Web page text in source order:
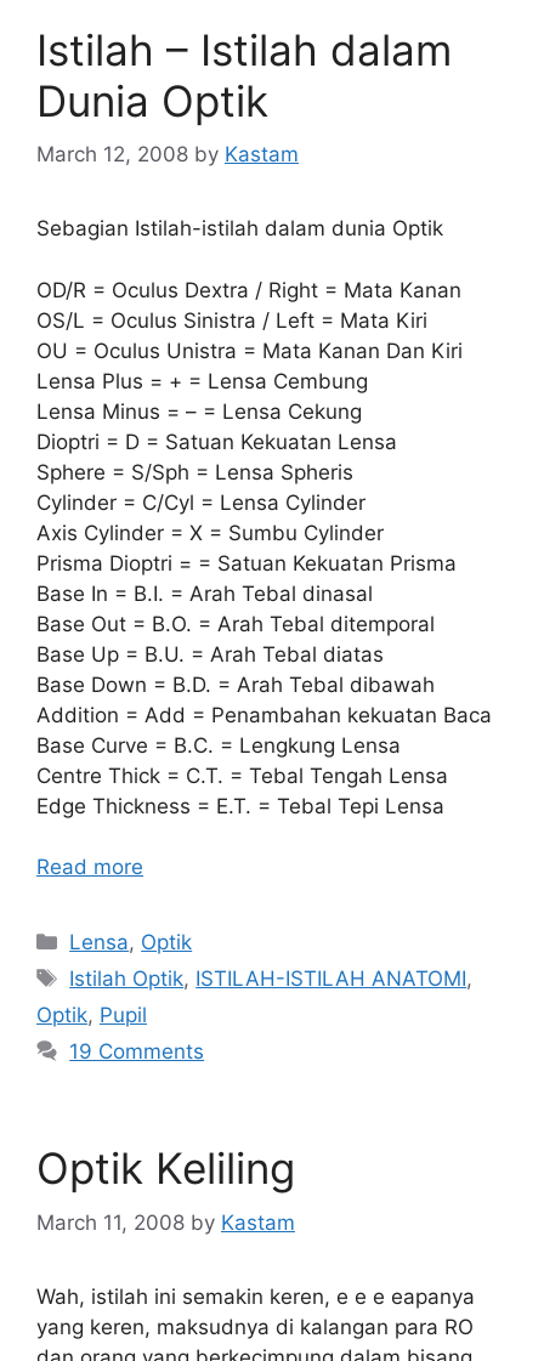
Istilah – Istilah dalam
Dunia Optik
March 12, 2008 by Kastam
Sebagian Istilah-istilah dalam dunia Optik
OD/R = Oculus Dextra / Right = Mata Kanan
OS/L = Oculus Sinistra / Left = Mata Kiri
OU = Oculus Unistra = Mata Kanan Dan Kiri
Lensa Plus = + = Lensa Cembung
Lensa Minus = – = Lensa Cekung
Dioptri = D = Satuan Kekuatan Lensa
Sphere = S/Sph = Lensa Spheris
Cylinder = C/Cyl = Lensa Cylinder
Axis Cylinder = X = Sumbu Cylinder
Prisma Dioptri = = Satuan Kekuatan Prisma
Base In = B.I. = Arah Tebal dinasal
Base Out = B.O. = Arah Tebal ditemporal
Base Up = B.U. = Arah Tebal diatas
Base Down = B.D. = Arah Tebal dibawah
Addition = Add = Penambahan kekuatan Baca
Base Curve = B.C. = Lengkung Lensa
Centre Thick = C.T. = Tebal Tengah Lensa
Edge Thickness = E.T. = Tebal Tepi Lensa
Read more
Categories
Lensa, Optik
Tags
Istilah Optik, ISTILAH-ISTILAH ANATOMI,
Optik, Pupil
19 Comments
Optik Keliling
March 11, 2008 by Kastam
Wah, istilah ini semakin keren, e e e eapanya
yang keren, maksudnya di kalangan para RO